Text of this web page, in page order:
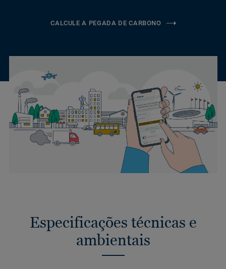
CALCULE A PEGADA DE CARBONO
Especificações técnicas e
ambientais